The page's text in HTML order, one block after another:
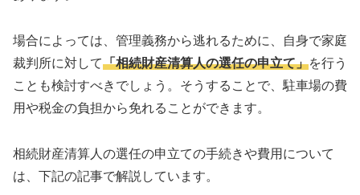
場合によっては、管理義務から逃れるために、自身で家庭
裁判所に対して「相続財産清算人の選任の申立て」を行う
ことも検討すべきでしょう。そうすることで、駐車場の費
用や税金の負担から免れることができます。
相続財産清算人の選任の申立ての手続きや費用について
は、下記の記事で解説しています。